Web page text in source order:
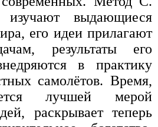
выдающиеся
его идеи прилагают
результаты его
в практику
самолётов. Время,
лучшей мерой
раскрывает теперь